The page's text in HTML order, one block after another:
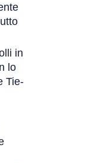
in
lo
Tie-